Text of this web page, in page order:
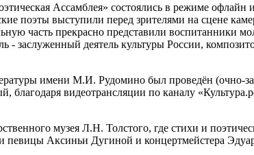
Ассамблея» состоялись в режиме офлайн
поэты выступили перед зрителями на сцене
часть прекрасно представили воспитанники
- заслуженный деятель культуры России,
имени М.И. Рудомино был проведён (очно-
благодаря видеотрансляции по каналу
музея Л.Н. Толстого, где стихи и
Аксиньи Дугиной и концертмейстера